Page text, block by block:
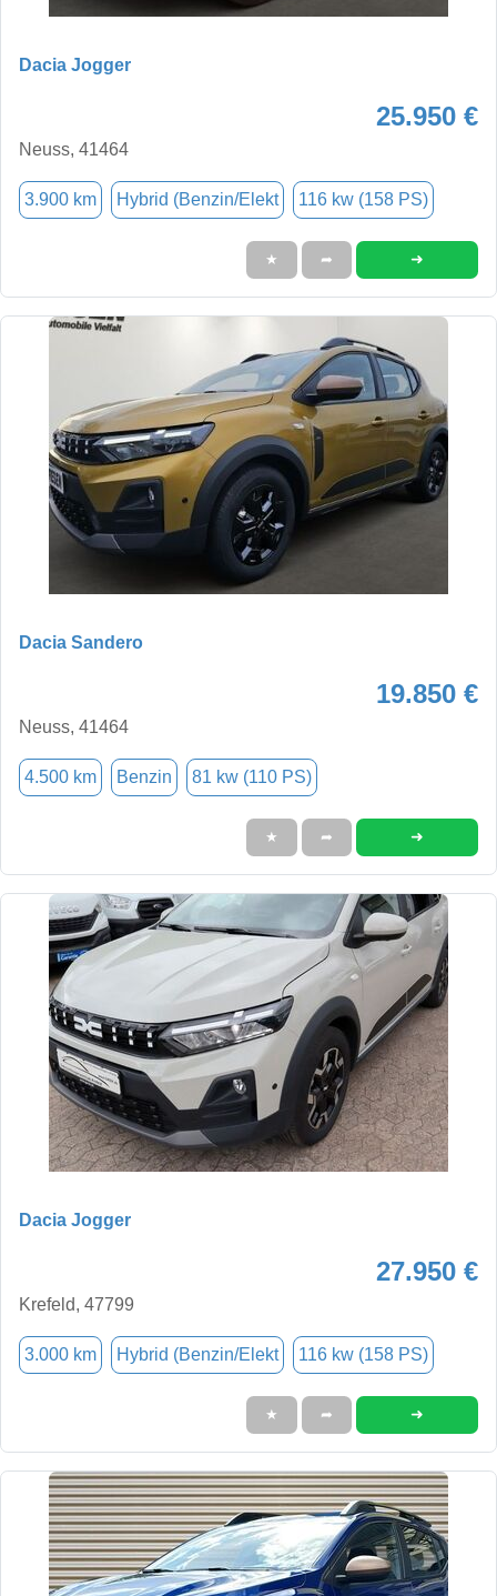
Dacia Jogger
25.950 €
Neuss, 41464
3.900 km Hybrid (Benzin/Elekt 116 kw (158 PS)
★ ➦ ➜
Dacia Sandero
19.850 €
Neuss, 41464
4.500 km Benzin 81 kw (110 PS)
★ ➦ ➜
Dacia Jogger
27.950 €
Krefeld, 47799
3.000 km Hybrid (Benzin/Elekt 116 kw (158 PS)
★ ➦ ➜